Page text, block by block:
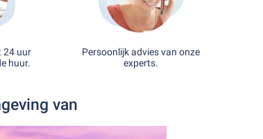
24 uur
huur.
Persoonlijk advies van onze
experts.
van